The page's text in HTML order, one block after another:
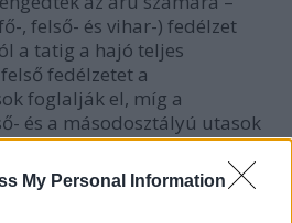
My Personal Information
, felső- és vihar-) fedélzet
a tatig a hajó teljes
fedélzetet a
foglalják el, míg a
és a másodosztályú utasok
álló felépítményben még
mintegy 300 láb (91,8 m)
és a sétafedélzet), amelyek